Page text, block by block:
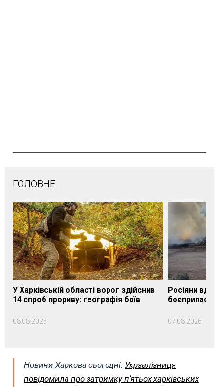
ГОЛОВНЕ
У Харківській області ворог здійснив
14 спроб прориву: географія боїв
08.08.2026
Росіяни
07.08.2026
Новини Харкова сьогодні: Укрзалізниця
повідомила про затримку пʼятьох харківських